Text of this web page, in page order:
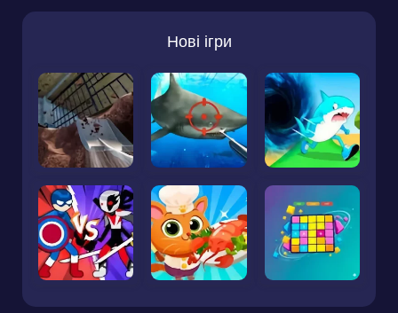
Нові ігри